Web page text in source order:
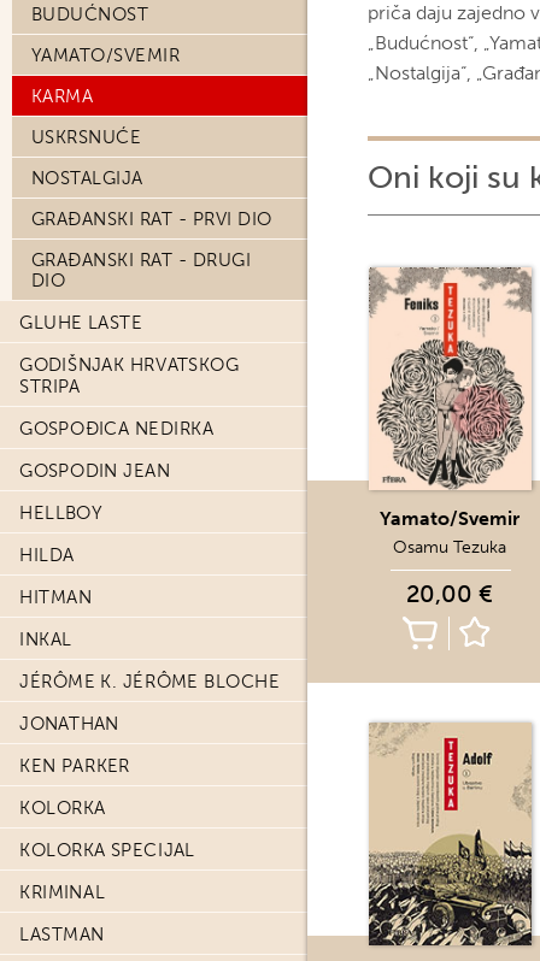
BUDUĆNOST
YAMATO/SVEMIR
KARMA
USKRSNUĆE
NOSTALGIJA
GRAĐANSKI RAT - PRVI DIO
GRAĐANSKI RAT - DRUGI
DIO
GLUHE LASTE
GODIŠNJAK HRVATSKOG
STRIPA
GOSPOĐICA NEDIRKA
GOSPODIN JEAN
HELLBOY
HILDA
HITMAN
INKAL
JÉRÔME K. JÉRÔME BLOCHE
JONATHAN
KEN PARKER
KOLORKA
KOLORKA SPECIJAL
KRIMINAL
LASTMAN
priča daju zajedno
„Budućnost“,
„Nostalgija“,
Oni koji su
Yamato/Svemir
Osamu Tezuka
20,00 €